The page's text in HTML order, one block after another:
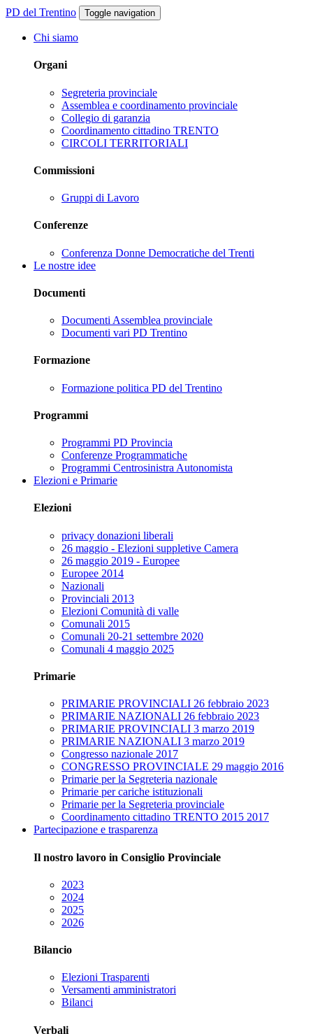
PD del Trentino Toggle navigation
Chi siamo
Organi
Segreteria provinciale
Assemblea e coordinamento provinciale
Collegio di garanzia
Coordinamento cittadino TRENTO
CIRCOLI TERRITORIALI
Commissioni
Gruppi di Lavoro
Conferenze
Conferenza Donne Democratiche del Trenti
Le nostre idee
Documenti
Documenti Assemblea provinciale
Documenti vari PD Trentino
Formazione
Formazione politica PD del Trentino
Programmi
Programmi PD Provincia
Conferenze Programmatiche
Programmi Centrosinistra Autonomista
Elezioni e Primarie
Elezioni
privacy donazioni liberali
26 maggio - Elezioni suppletive Camera
26 maggio 2019 - Europee
Europee 2014
Nazionali
Provinciali 2013
Elezioni Comunità di valle
Comunali 2015
Comunali 20-21 settembre 2020
Comunali 4 maggio 2025
Primarie
PRIMARIE PROVINCIALI 26 febbraio 2023
PRIMARIE NAZIONALI 26 febbraio 2023
PRIMARIE PROVINCIALI 3 marzo 2019
PRIMARIE NAZIONALI 3 marzo 2019
Congresso nazionale 2017
CONGRESSO PROVINCIALE 29 maggio 2016
Primarie per la Segreteria nazionale
Primarie per cariche istituzionali
Primarie per la Segreteria provinciale
Coordinamento cittadino TRENTO 2015 2017
Partecipazione e trasparenza
Il nostro lavoro in Consiglio Provinciale
2023
2024
2025
2026
Bilancio
Elezioni Trasparenti
Versamenti amministratori
Bilanci
Verbali